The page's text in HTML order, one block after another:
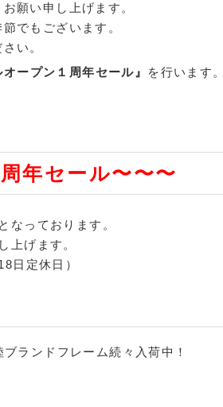
願い申し上げます。
でもございます。
い。
オープン１周年セール』 を行います。
年セール〜〜〜
っております。
ます。
休日）
ランドフレーム続々入荷中！